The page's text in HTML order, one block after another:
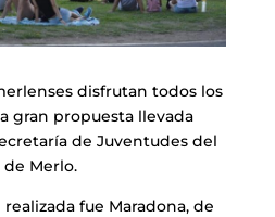
disfrutan todos los
gran propuesta llevada
de Juventudes del
Merlo.
fue Maradona, de